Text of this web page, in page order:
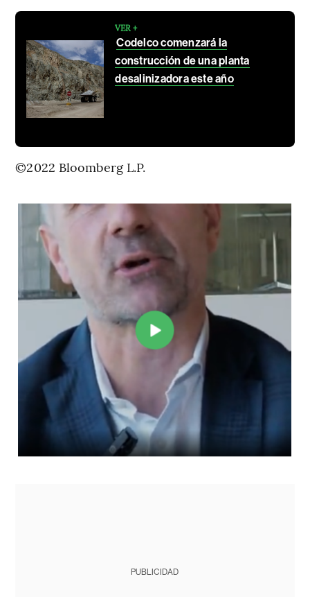
VER +
Codelco comenzará la
construcción de una planta
desalinizadora este año
©2022 Bloomberg L.P.
PUBLICIDAD